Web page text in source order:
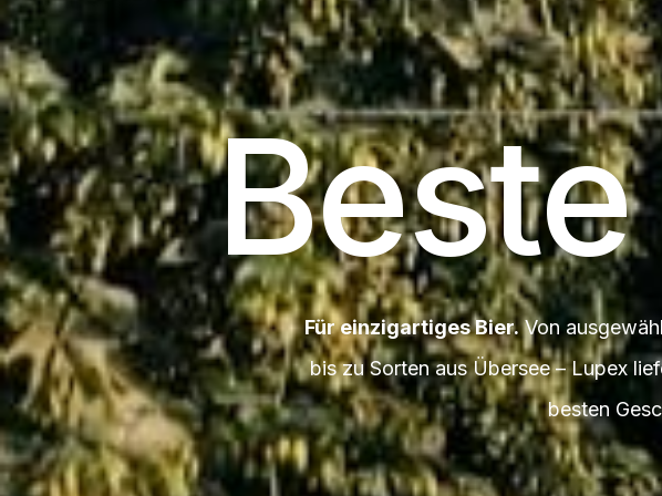
Für einzigartiges Bier.Von
bis zu Sorten aus Übersee – Lupex
besten